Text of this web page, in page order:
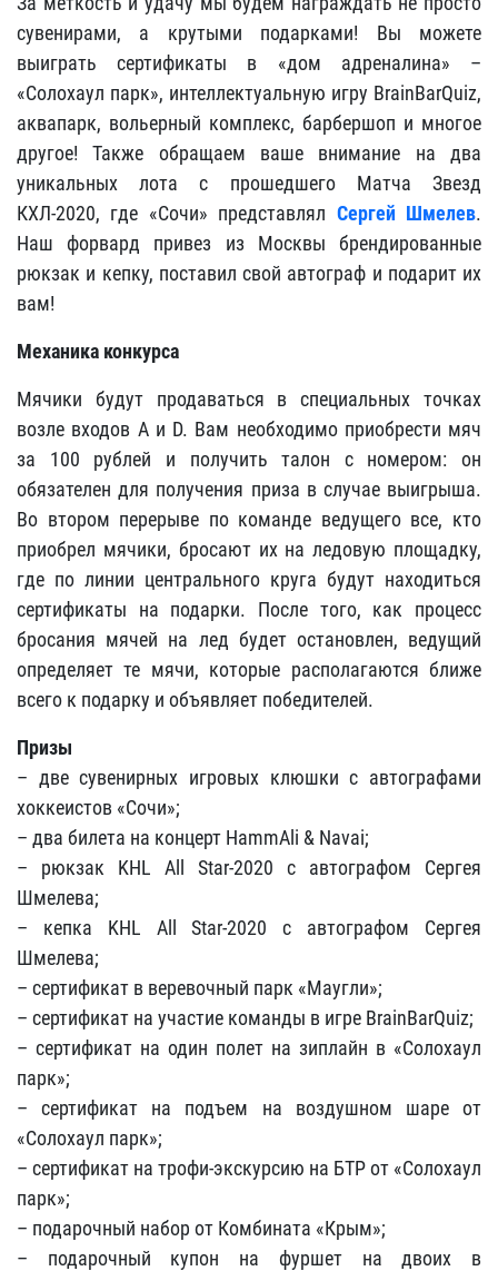
сувенирами, а крутыми подарками! Вы можете
выиграть сертификаты в «дом адреналина» –
«Солохаул парк», интеллектуальную игру BrainBarQuiz,
аквапарк, вольерный комплекс, барбершоп и многое
другое! Также обращаем ваше внимание на два
уникальных лота с прошедшего Матча Звезд
КХЛ-2020, где «Сочи» представлял Сергей Шмелев.
Наш форвард привез из Москвы брендированные
рюкзак и кепку, поставил свой автограф и подарит их
вам!
Механика конкурса
Мячики будут продаваться в специальных точках
возле входов А и D. Вам необходимо приобрести мяч
за 100 рублей и получить талон с номером: он
обязателен для получения приза в случае выигрыша.
Во втором перерыве по команде ведущего все, кто
приобрел мячики, бросают их на ледовую площадку,
где по линии центрального круга будут находиться
сертификаты на подарки. После того, как процесс
бросания мячей на лед будет остановлен, ведущий
определяет те мячи, которые располагаются ближе
всего к подарку и объявляет победителей.
Призы
– две сувенирных игровых клюшки с автографами
хоккеистов «Сочи»;
– два билета на концерт HammAli & Navai;
– рюкзак KHL All Star-2020 с автографом Сергея
Шмелева;
– кепка KHL All Star-2020 с автографом Сергея
Шмелева;
– сертификат в веревочный парк «Маугли»;
– сертификат на участие команды в игре BrainBarQuiz;
– сертификат на один полет на зиплайн в «Солохаул
парк»;
– сертификат на подъем на воздушном шаре от
«Солохаул парк»;
– сертификат на трофи-экскурсию на БТР от «Солохаул
парк»;
– подарочный набор от Комбината «Крым»;
– подарочный купон на фуршет на двоих в